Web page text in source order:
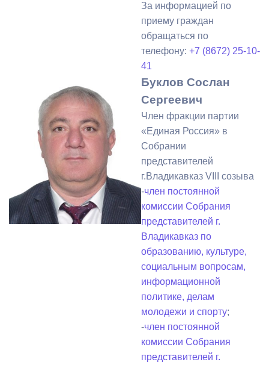
За информацией по
приему граждан
обращаться по
телефону: +7 (8672) 25-10-
41
Буклов Сослан
Сергеевич
Член фракции партии
«Единая Россия» в
Собрании
представителей
г.Владикавказ VIII созыва
-член постоянной
комиссии Собрания
представителей г.
Владикавказ по
образованию, культуре,
социальным вопросам,
информационной
политике, делам
молодежи и спорту;
-член постоянной
комиссии Собрания
представителей г.